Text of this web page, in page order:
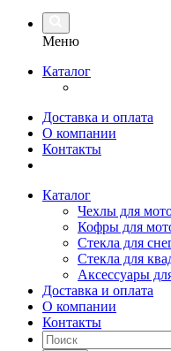
Меню
Каталог
Доставка и оплата
О компании
Контакты
Каталог
Чехлы для
Кофры для
Стекла для
Стекла для
Аксессуары
Доставка и оплата
О компании
Контакты